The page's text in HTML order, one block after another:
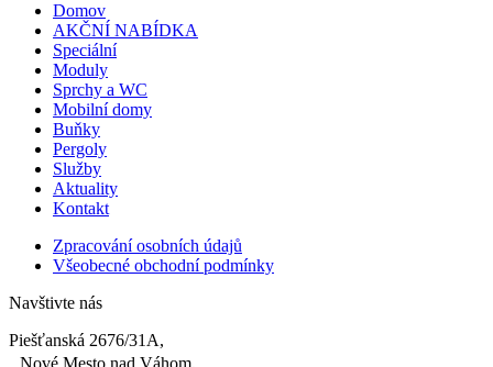
Domov
AKČNÍ NABÍDKA
Speciální
Moduly
Sprchy a WC
Mobilní domy
Buňky
Pergoly
Služby
Aktuality
Kontakt
Zpracování osobních údajů
Všeobecné obchodní podmínky
Navštivte nás
Piešťanská 2676/31A,
Nové Mesto nad Váhom,